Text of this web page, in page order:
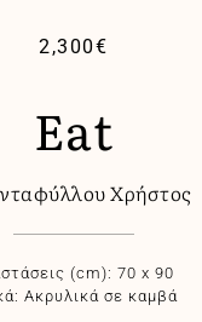
2,300€
Eat
Χρήστος
(cm): 70 x 90
Ακρυλικά σε καμβά